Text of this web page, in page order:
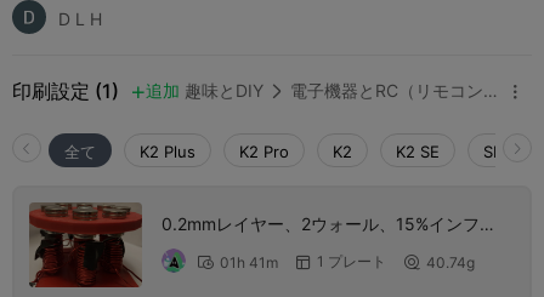
D L H
印刷設定 (1) 追加 趣味とDIY  電子機器とRC（リモコン） 
全て K2 Plus K2 Pro K2 K2 SE
0.2mmレイヤー、2ウォール、15%インフィ
ル
 01h 41m  1 プレート  40.74g